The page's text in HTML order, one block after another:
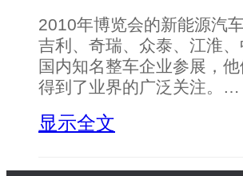
2010年博览会的新能源汽
吉利、奇瑞、众泰、江淮
国内知名整车企业参展，
得到了业界的广泛关注。…
显示全文